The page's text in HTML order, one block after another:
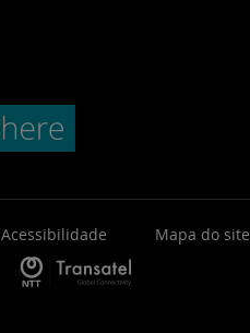
Acessibilidade
Mapa do site